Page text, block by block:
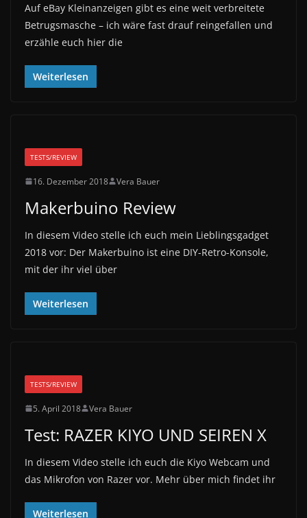
Auf eBay Kleinanzeigen gibt es eine weit verbreitete
Betrugsmasche – ich wäre fast drauf reingefallen und
erzähle euch hier die
Weiterlesen
TESTS/REVIEW
16. Dezember 2018 Vera Bauer
Makerbuino Review
In diesem Video stelle ich euch mein Lieblingsgadget
2018 vor: Der Makerbuino ist eine DIY-Retro-Konsole,
mit der ihr viel über
Weiterlesen
TESTS/REVIEW
5. April 2018 Vera Bauer
Test: RAZER KIYO UND SEIREN X
In diesem Video stelle ich euch die Kiyo Webcam und
das Mikrofon von Razer vor. Mehr über mich findet ihr
Weiterlesen